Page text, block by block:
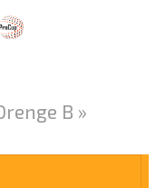
B »